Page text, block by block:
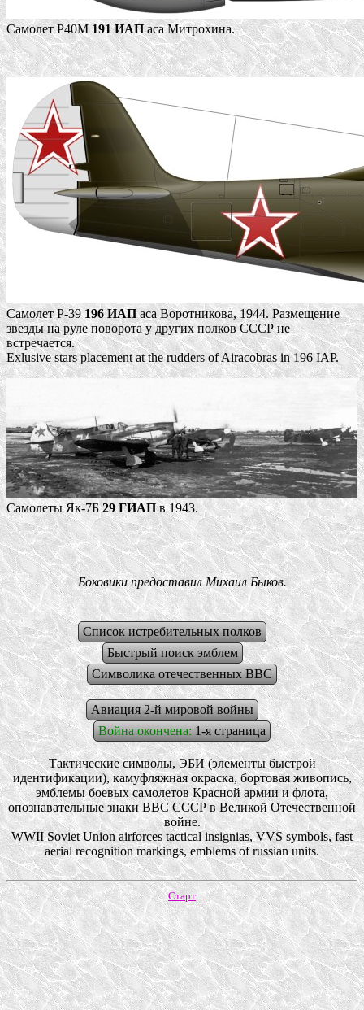
Самолет Р40М 191 ИАПаса Митрохина.
Самолет P-39196 ИАПаса Воротникова, 1944. Размещение
звезды на руле поворота у других полков СССР не
встречается.
Exlusive stars placement at the rudders of Airacobras in 196 IAP.
Самолеты Як-7Б29 ГИАПв 1943.
Боковики предоставил Михаил Быков.
Список истребительных полков
Быстрый поиск эмблем
Символика отечественных ВВС
Авиация 2-й мировой войны
Война окончена:1-я страница
Тактические символы, ЭБИ (элементы быстрой
идентификации), камуфляжная окраска, бортовая живопись,
эмблемы боевых самолетов Красной армии и флота,
опознавательные знаки ВВС СССР в Великой Отечественной
войне.
WWII Soviet Union airforces tactical insignias, VVS symbols, fast
aerial recognition markings, emblems of russian units.
Старт